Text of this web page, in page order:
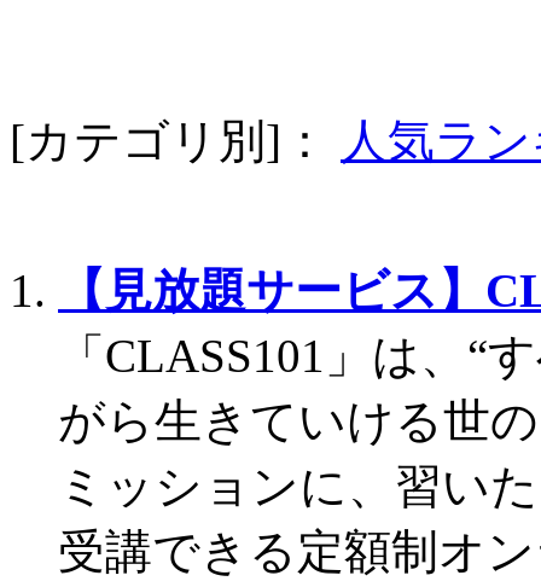
[カテゴリ別]： 人気ラ
【見放題サービス】
「CLASS101」は、“
がら生きていける世
ミッションに、習い
受講できる定額制オ